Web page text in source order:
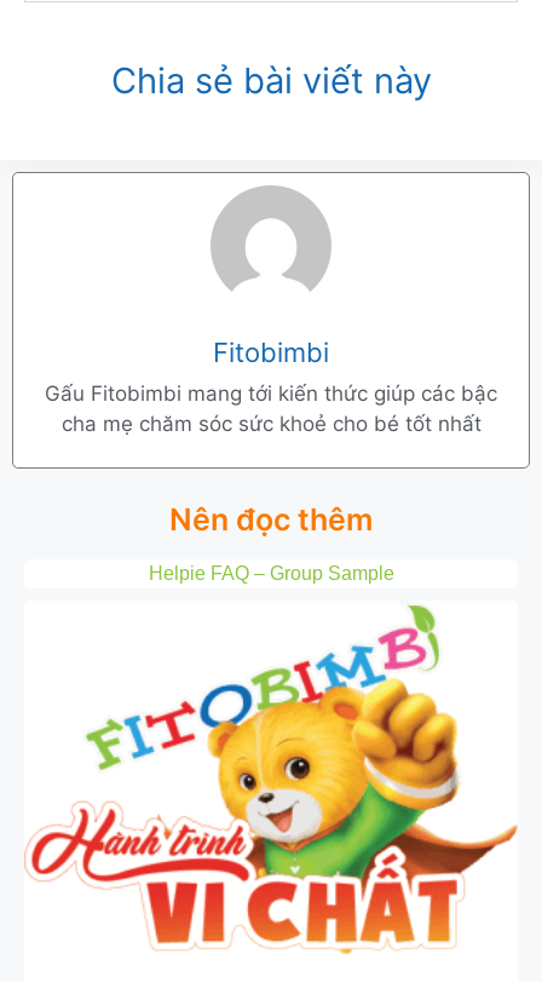
Chia sẻ bài viết này
Fitobimbi
Gấu Fitobimbi mang tới kiến thức giúp các bậc
cha mẹ chăm sóc sức khoẻ cho bé tốt nhất
Nên đọc thêm
Helpie FAQ – Group Sample